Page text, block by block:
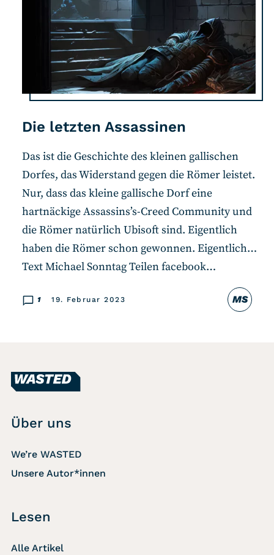
Die letzten Assassinen
MS
1 19. Februar 2023
Das ist die Geschichte des kleinen gallischen
Dorfes, das Widerstand gegen die Römer leistet.
Nur, dass das kleine gallische Dorf eine
hartnäckige Assassins’s-Creed Community und
die Römer natürlich Ubisoft sind. Eigentlich
haben die Römer schon gewonnen. Eigentlich…
Text Michael Sonntag Teilen facebook…
Über uns
We’re WASTED
Unsere Autor*innen
Lesen
Alle Artikel